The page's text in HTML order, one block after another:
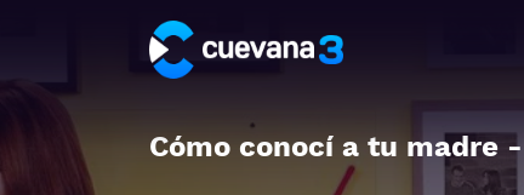
Cómo conocí a tu madre